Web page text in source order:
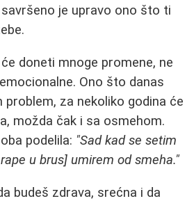
je upravo ono što ti
doneti mnoge promene, ne
Ono što danas
problem, za nekoliko godina će
možda čak i sa osmehom.
podelila: "Sad kad se setim
u brus] umirem od smeha."
budeš zdrava, srećna i da